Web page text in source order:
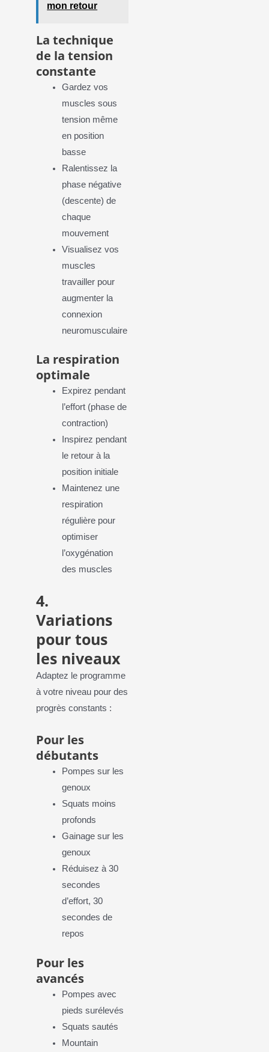
mon retour
La technique
de la tension
constante
Gardez vos
muscles sous
tension même
en position
basse
Ralentissez la
phase négative
(descente) de
chaque
mouvement
Visualisez vos
muscles
travailler pour
augmenter la
connexion
neuromusculaire
La respiration
optimale
Expirez pendant
l’effort (phase de
contraction)
Inspirez pendant
le retour à la
position initiale
Maintenez une
respiration
régulière pour
optimiser
l’oxygénation
des muscles
4.
Variations
pour tous
les niveaux
Adaptez le programme
à votre niveau pour des
progrès constants :
Pour les
débutants
Pompes sur les
genoux
Squats moins
profonds
Gainage sur les
genoux
Réduisez à 30
secondes
d’effort, 30
secondes de
repos
Pour les
avancés
Pompes avec
pieds surélevés
Squats sautés
Mountain